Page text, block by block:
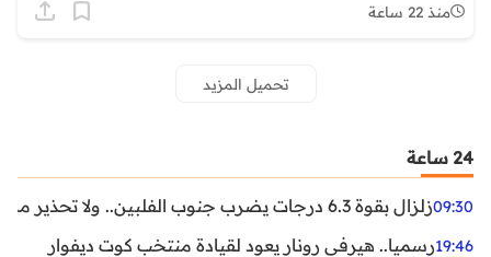
منذ 22 ساعة
تحميل المزيد
24 ساعة
09:30زلزال بقوة 6.3 درجات يضرب جنوب الفلبين.. ولا تحذير من تسونامي حتى الآن
19:46رسميا.. هيرفي رونار يعود لقيادة منتخب كوت ديفوار